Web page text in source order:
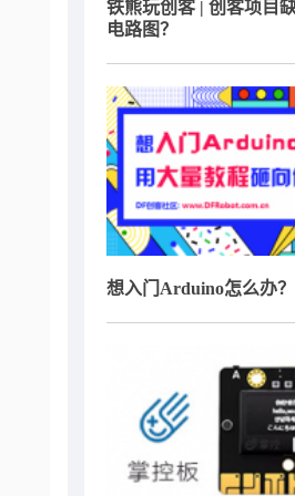
铁熊玩创客 | 创客项目
电路图？
想入门Arduino怎么办？